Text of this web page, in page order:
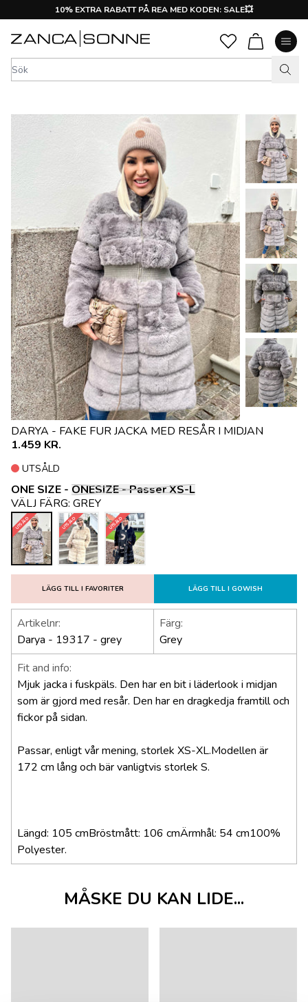
10% EXTRA RABATT PÅ REA MED KODEN: SALE💥
DARYA - FAKE FUR JACKA MED RESÅR I MIDJAN
ONE SIZE - ONESIZE - Passer XS-L
UTSÅLD
1.459 KR.
LÄGG TILL I FAVORITER LÄGG TILL I GOWISH
VÄLJ FÄRG: GREY
UTSÅLD UTSÅLD UTSÅLD
Artikelnr:
Darya - 19317 - grey
Färg:
Grey
Fit and info:
Mjuk jacka i fuskpäls. Den har en bit i läderlook i midjan
som är gjord med resår. Den har en dragkedja framtill och
fickor på sidan.
Passar, enligt vår mening, storlek XS-XL.Modellen är
172 cm lång och bär vanligtvis storlek S.
Längd: 105 cmBröstmått: 106 cmÄrmhål: 54 cm100%
Polyester.
MÅSKE DU KAN LIDE...